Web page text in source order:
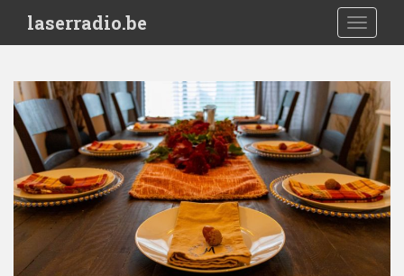
i
laserradio.be